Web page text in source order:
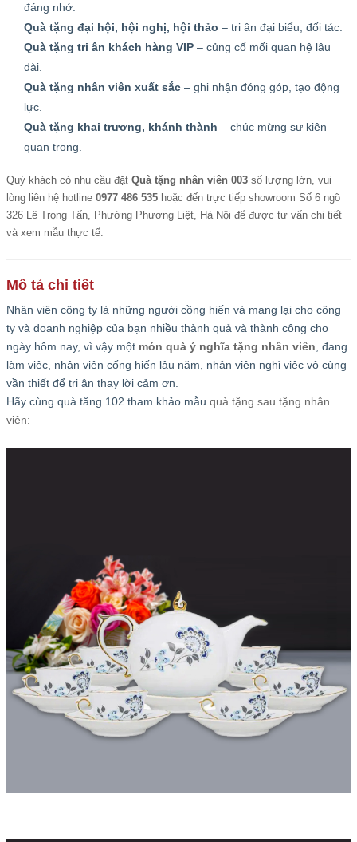
đáng nhớ.
Quà tặng đại hội, hội nghị, hội thảo – tri ân đại biểu, đối tác.
Quà tặng tri ân khách hàng VIP – củng cố mối quan hệ lâu
dài.
Quà tặng nhân viên xuất sắc – ghi nhận đóng góp, tạo động
lực.
Quà tặng khai trương, khánh thành – chúc mừng sự kiện
quan trọng.
Quý khách có nhu cầu đặt Quà tặng nhân viên 003 số lượng lớn, vui
lòng liên hệ hotline 0977 486 535 hoặc đến trực tiếp showroom Số 6 ngõ
326 Lê Trọng Tấn, Phường Phương Liệt, Hà Nội để được tư vấn chi tiết
và xem mẫu thực tế.
Mô tả chi tiết
Nhân viên công ty là những người cồng hiến và mang lại cho công
ty và doanh nghiệp của bạn nhiều thành quả và thành công cho
ngày hôm nay, vì vậy một món quà ý nghĩa tặng nhân viên , đang
làm việc, nhân viên cống hiến lâu năm, nhân viên nghỉ việc vô cùng
vần thiết để tri ân thay lời cảm ơn.
Hãy cùng quà tăng 102 tham khảo mẫu quà tặng sau tặng nhân
viên: